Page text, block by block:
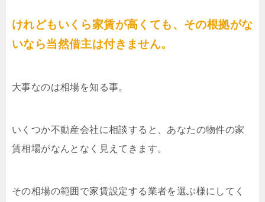
けれどもいくら家賃が高くても、その根拠がな
いなら当然借主は付きません。
大事なのは相場を知る事。
いくつか不動産会社に相談すると、あなたの物件の家
賃相場がなんとなく見えてきます。
その相場の範囲で家賃設定する業者を選ぶ様にしてく